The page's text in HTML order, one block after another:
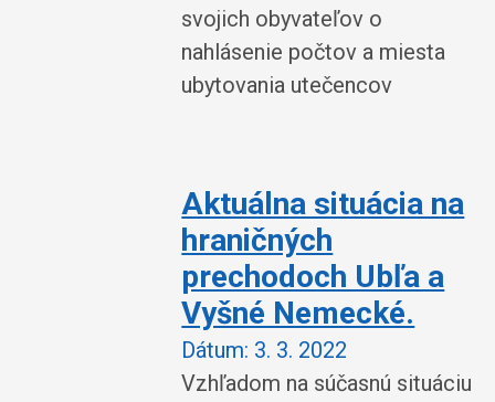
svojich obyvateľov o
nahlásenie počtov a miesta
ubytovania utečencov
Aktuálna situácia na
hraničných
prechodoch Ubľa a
Vyšné Nemecké.
Dátum: 3. 3. 2022
Vzhľadom na súčasnú situáciu